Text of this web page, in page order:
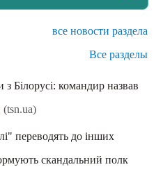
все новости раздела
Все разделы
з Білорусі: командир назвав
(tsn.ua)
переводять до інших
скандальний полк